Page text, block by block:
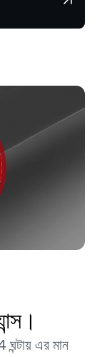
১.০৫%
এর মান